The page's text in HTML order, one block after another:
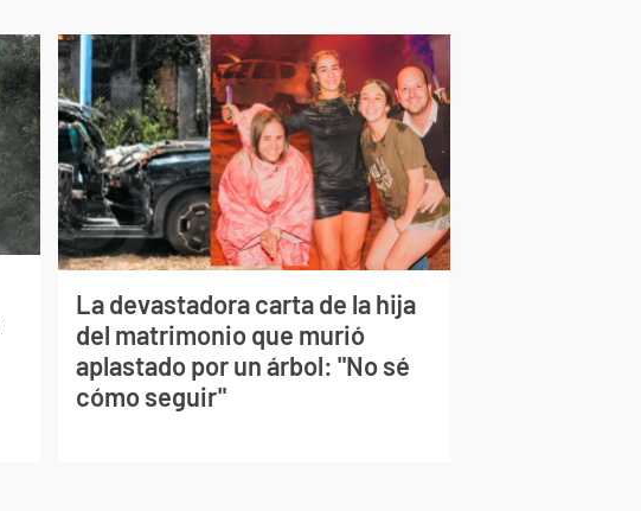
La devastadora carta de la hija
del matrimonio que murió
aplastado por un árbol: "No sé
cómo seguir"